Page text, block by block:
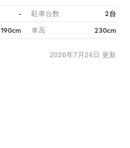
- 駐車台数 2台
190cm 車高 230cm
2026年7月24日 更新